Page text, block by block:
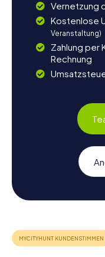
Vernetzung
Kostenlose
Veranstaltung)
Zahlung per
Rechnung